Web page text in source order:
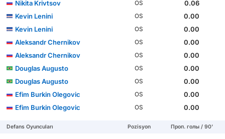
Nikita Krivtsov
OS
0.06
Kevin Lenini
OS
0.00
Kevin Lenini
OS
0.00
Aleksandr Chernikov
OS
0.00
Aleksandr Chernikov
OS
0.00
Douglas Augusto
OS
0.00
Douglas Augusto
OS
0.00
Efim Burkin Olegovic
OS
0.00
Efim Burkin Olegovic
OS 0.00
Defans Oyuncuları Pozisyon Проп. голы / 90'